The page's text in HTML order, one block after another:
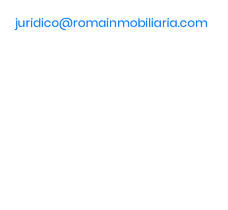
juridico@romainmobiliaria.com